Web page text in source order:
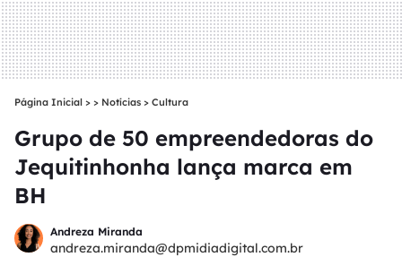
Página Inicial > Notícias > Cultura
Grupo de 50 empreendedoras do
Jequitinhonha lança marca em
BH
Andreza Miranda
andreza.miranda@dpmidiadigital.com.br